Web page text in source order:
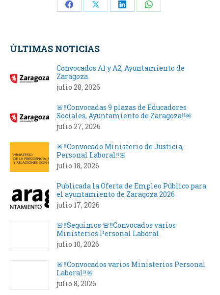
Share Share Share Share
ÚLTIMAS NOTICIAS
Convocados A1 y A2, Ayuntamiento de
Zaragoza
julio 28, 2026
🚨‼️Convocadas 9 plazas de Educadores
Sociales, Ayuntamiento de Zaragoza‼️🚨
julio 27, 2026
🚨‼️Convocado Ministerio de Justicia,
Personal Laboral‼️🚨
julio 18, 2026
Publicada la Oferta de Empleo Público para
el ayuntamiento de Zaragoza 2026
julio 17, 2026
🚨‼️Seguimos 🚨‼️Convocados varios
Ministerios Personal Laboral
julio 10, 2026
🚨‼️Convocados varios Ministerios Personal
Laboral‼️🚨
julio 8, 2026